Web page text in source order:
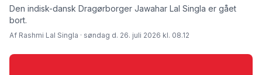
Den indisk-dansk Dragørborger Jawahar Lal Singla er gået
bort.
Af Rashmi Lal Singla · søndag d. 26. juli 2026 kl. 08.12